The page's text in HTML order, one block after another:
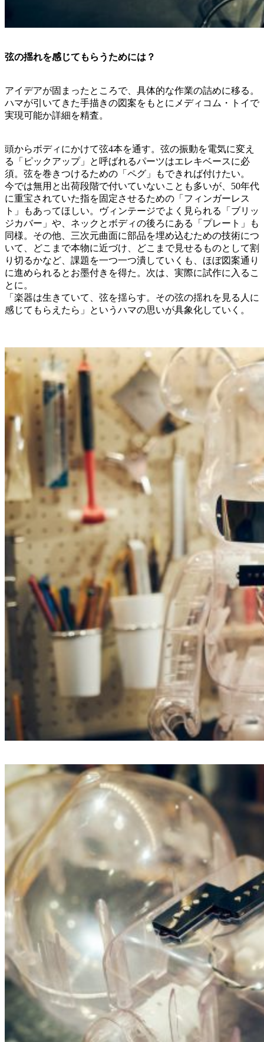
弦の揺れを感じてもらうためには？
アイデアが固まったところで、具体的な作業の詰めに移る。
ハマが引いてきた手描きの図案をもとにメディコム・トイで
実現可能か詳細を精査。
頭からボディにかけて弦4本を通す。弦の振動を電気に変え
る「ピックアップ」と呼ばれるパーツはエレキベースに必
須。弦を巻きつけるための「ペグ」もできれば付けたい。
今では無用と出荷段階で付いていないことも多いが、50年代
に重宝されていた指を固定させるための「フィンガーレス
ト」もあってほしい。ヴィンテージでよく見られる「ブリッ
ジカバー」や、ネックとボディの後ろにある「プレート」も
同様。その他、三次元曲面に部品を埋め込むための技術につ
いて、どこまで本物に近づけ、どこまで見せるものとして割
り切るかなど、課題を一つ一つ潰していくも、ほぼ図案通り
に進められるとお墨付きを得た。次は、実際に試作に入るこ
とに。
「楽器は生きていて、弦を揺らす。その弦の揺れを見る人に
感じてもらえたら」というハマの思いが具象化していく。